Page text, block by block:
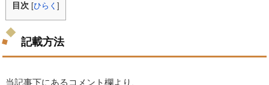
目次 [ひらく]
記載方法
当記事下にあるコメント欄より、